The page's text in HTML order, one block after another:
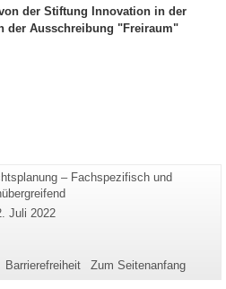
der Stiftung Innovation in der
der Ausschreibung "Freiraum"
Zusätzliche
Informationen
zu
Seite
– Fachspezifisch und
Juli 2022
Barrierefreiheit Zum Seitenanfang